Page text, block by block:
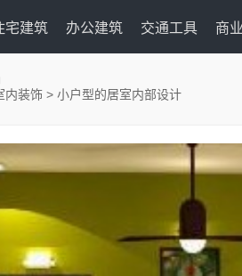
宅建筑 办公建筑 交通工具 商
内装饰 > 小户型的居室内部设计